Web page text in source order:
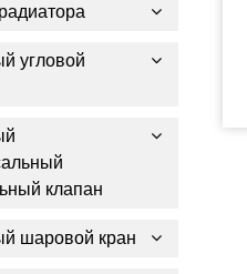
угловой
клапан
шаровой кран